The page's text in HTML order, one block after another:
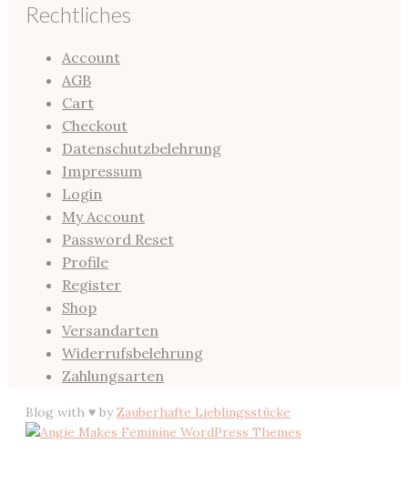
Rechtliches
Account
AGB
Cart
Checkout
Datenschutzbelehrung
Impressum
Login
My Account
Password Reset
Profile
Register
Shop
Versandarten
Widerrufsbelehrung
Zahlungsarten
Blog with ♥ byZauberhafte Lieblingsstücke